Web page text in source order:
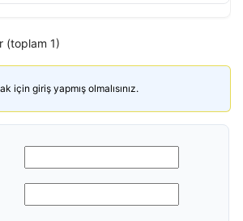
(toplam 1)
için giriş yapmış olmalısınız.